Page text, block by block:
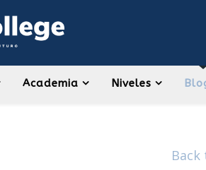
Academia Niveles
Back